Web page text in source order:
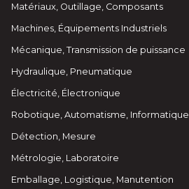
Matériaux, Outillage, Composants
Machines, Équipements Industriels
Mécanique, Transmission de puissance
Hydraulique, Pneumatique
Électricité, Électronique
Robotique, Automatisme, Informatique
Détection, Mesure
Métrologie, Laboratoire
Emballage, Logistique, Manutention